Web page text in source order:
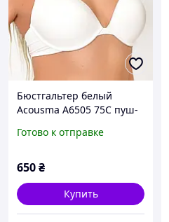
Бюстгальтер белый
Acousma A6505 75C пуш-
Готово к отправке
650₴
Купить